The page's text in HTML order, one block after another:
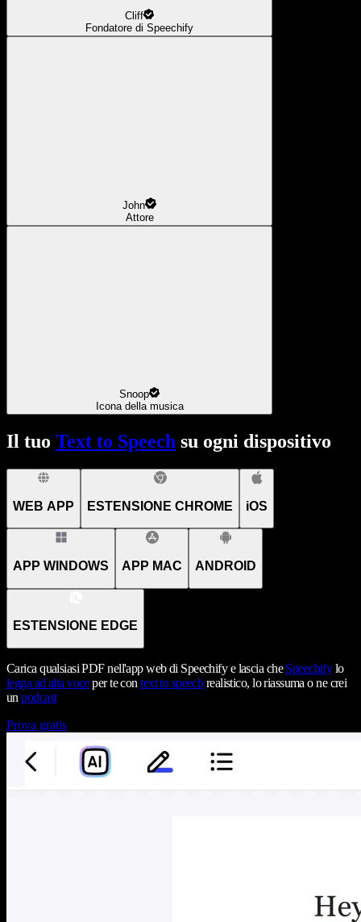
Cliff
Fondatore di Speechify
John
Attore
Snoop
Icona della musica
Il tuo Text to Speech su ogni dispositivo
WEB APP ESTENSIONE CHROME iOS
APP WINDOWS APP MAC ANDROID
ESTENSIONE EDGE
Carica qualsiasi PDF nell'app web di Speechify e lascia cheSpeechifylo
legga ad alta voceper te context to speech realistico, lo riassuma o ne crei
unpodcast
Prova gratis